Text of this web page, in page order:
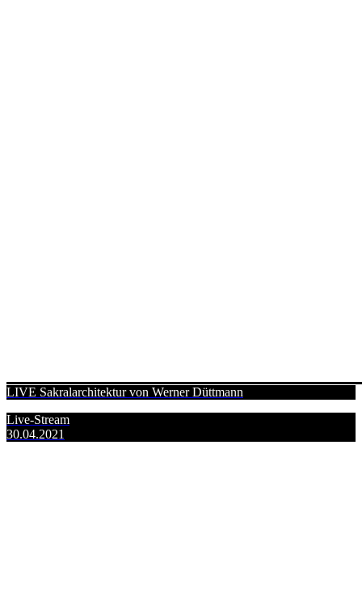
LIVE Sakralarchitektur von Werner Düttmann
Live-Stream
30.04.2021